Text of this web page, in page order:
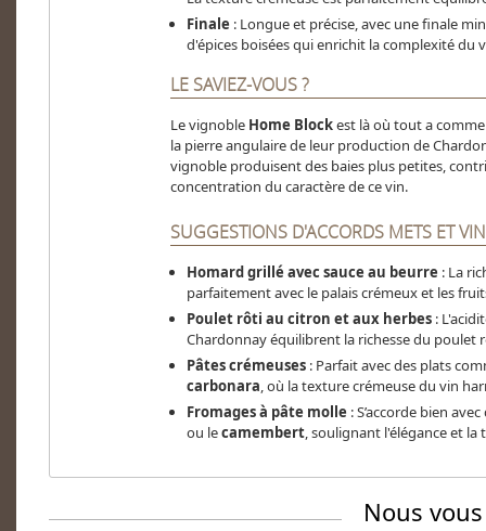
Finale : Longue et précise, avec une finale
d'épices boisées qui enrichit la complexité du
LE SAVIEZ-VOUS ?
Le vignoble Home Blockest là où tout a
la pierre angulaire de leur production de
vignoble produisent des baies plus petites,
concentration du caractère de ce vin.
SUGGESTIONS D'ACCORDS METS ET
Homard grillé avec sauce au beurre : La
parfaitement avec le palais crémeux et les
Poulet rôti au citron et aux herbes:
Chardonnay équilibrent la richesse du poulet
Pâtes crémeuses: Parfait avec des plats
carbonara, où la texture crémeuse du vin
Fromages à pâte molle : S’accorde bien
ou lecamembert, soulignant l'élégance et la
Nous